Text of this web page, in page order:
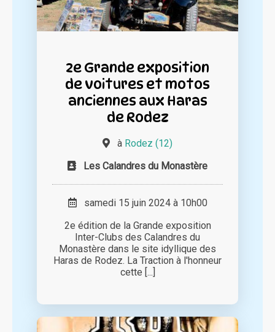
2e Grande exposition
de voitures et motos
anciennes aux Haras
de Rodez
à Rodez (12)
Les Calandres du Monastère
samedi 15 juin 2024 à 10h00
2e édition de la Grande exposition
Inter-Clubs des Calandres du
Monastère dans le site idyllique des
Haras de Rodez. La Traction à l'honneur
cette [...]